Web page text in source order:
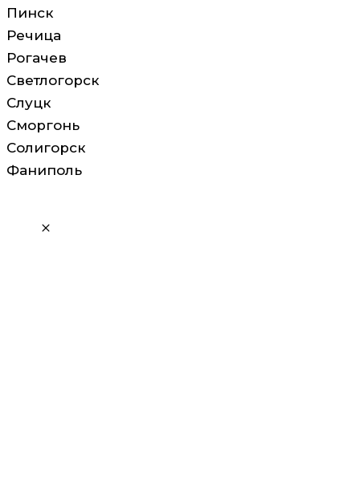
Пинск
Речица
Рогачев
Светлогорск
Слуцк
Сморгонь
Солигорск
Фаниполь